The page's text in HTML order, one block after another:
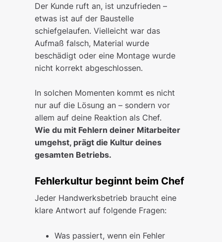
Der Kunde ruft an, ist unzufrieden –
etwas ist auf der Baustelle
schiefgelaufen. Vielleicht war das
Aufmaß falsch, Material wurde
beschädigt oder eine Montage wurde
nicht korrekt abgeschlossen.
In solchen Momenten kommt es nicht
nur auf die Lösung an – sondern vor
allem auf deine Reaktion als Chef.
Wie du mit Fehlern deiner Mitarbeiter
umgehst, prägt die Kultur deines
gesamten Betriebs.
Fehlerkultur beginnt beim Chef
Jeder Handwerksbetrieb braucht eine
klare Antwort auf folgende Fragen:
Was passiert, wenn ein Fehler